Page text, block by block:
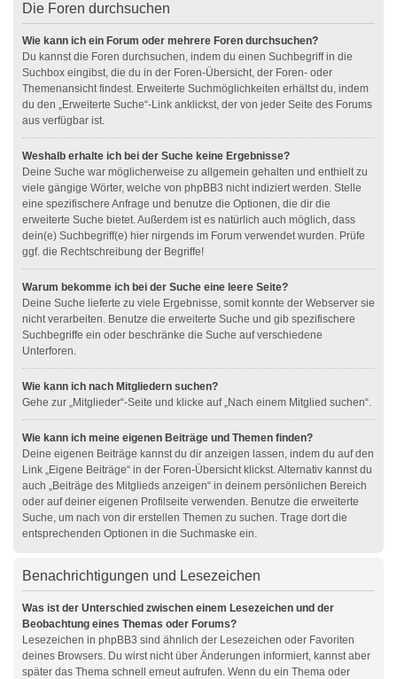
Die Foren durchsuchen
Wie kann ich ein Forum oder mehrere Foren durchsuchen?
Du kannst die Foren durchsuchen, indem du einen Suchbegriff in die
Suchbox eingibst, die du in der Foren-Übersicht, der Foren- oder
Themenansicht findest. Erweiterte Suchmöglichkeiten erhältst du, indem
du den „Erweiterte Suche“-Link anklickst, der von jeder Seite des Forums
aus verfügbar ist.
Weshalb erhalte ich bei der Suche keine Ergebnisse?
Deine Suche war möglicherweise zu allgemein gehalten und enthielt zu
viele gängige Wörter, welche von phpBB3 nicht indiziert werden. Stelle
eine spezifischere Anfrage und benutze die Optionen, die dir die
erweiterte Suche bietet. Außerdem ist es natürlich auch möglich, dass
dein(e) Suchbegriff(e) hier nirgends im Forum verwendet wurden. Prüfe
ggf. die Rechtschreibung der Begriffe!
Warum bekomme ich bei der Suche eine leere Seite?
Deine Suche lieferte zu viele Ergebnisse, somit konnte der Webserver sie
nicht verarbeiten. Benutze die erweiterte Suche und gib spezifischere
Suchbegriffe ein oder beschränke die Suche auf verschiedene
Unterforen.
Wie kann ich nach Mitgliedern suchen?
Gehe zur „Mitglieder“-Seite und klicke auf „Nach einem Mitglied suchen“.
Wie kann ich meine eigenen Beiträge und Themen finden?
Deine eigenen Beiträge kannst du dir anzeigen lassen, indem du auf den
Link „Eigene Beiträge“ in der Foren-Übersicht klickst. Alternativ kannst du
auch „Beiträge des Mitglieds anzeigen“ in deinem persönlichen Bereich
oder auf deiner eigenen Profilseite verwenden. Benutze die erweiterte
Suche, um nach von dir erstellen Themen zu suchen. Trage dort die
entsprechenden Optionen in die Suchmaske ein.
Benachrichtigungen und Lesezeichen
Was ist der Unterschied zwischen einem Lesezeichen und der
Beobachtung eines Themas oder Forums?
Lesezeichen in phpBB3 sind ähnlich der Lesezeichen oder Favoriten
deines Browsers. Du wirst nicht über Änderungen informiert, kannst aber
später das Thema schnell erneut aufrufen. Wenn du ein Thema oder